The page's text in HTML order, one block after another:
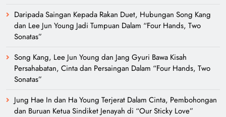
Daripada Saingan Kepada Rakan Duet, Hubungan Song Kang
dan Lee Jun Young Jadi Tumpuan Dalam “Four Hands, Two
Sonatas”
Song Kang, Lee Jun Young dan Jang Gyuri Bawa Kisah
Persahabatan, Cinta dan Persaingan Dalam “Four Hands, Two
Sonatas”
Jung Hae In dan Ha Young Terjerat Dalam Cinta, Pembohongan
dan Buruan Ketua Sindiket Jenayah di “Our Sticky Love”